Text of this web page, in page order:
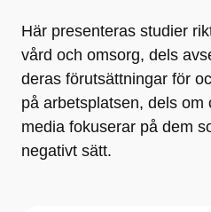
Här presenteras studier
vård och omsorg, dels
deras förutsättningar för
på arbetsplatsen, dels om
media fokuserar på dem
negativt sätt.